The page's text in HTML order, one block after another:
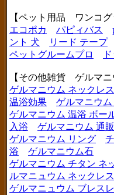
【ペット用品 ワンコグ
エコポカ
パピィバス
ント 犬
リード テープ
ペットグルームプロ
【その他雑貨 ゲルマニ
ゲルマニウム ネックレス
温浴効果
ゲルマニウム
ゲルマニウム 温浴 ボー
入浴
ゲルマニウム 通販
ゲルマニウム リング
浴
ゲルマニウム石
ゲルマニウム チタン ネ
ルマニュウム ネックレス
ゲルマニュウム ブレス